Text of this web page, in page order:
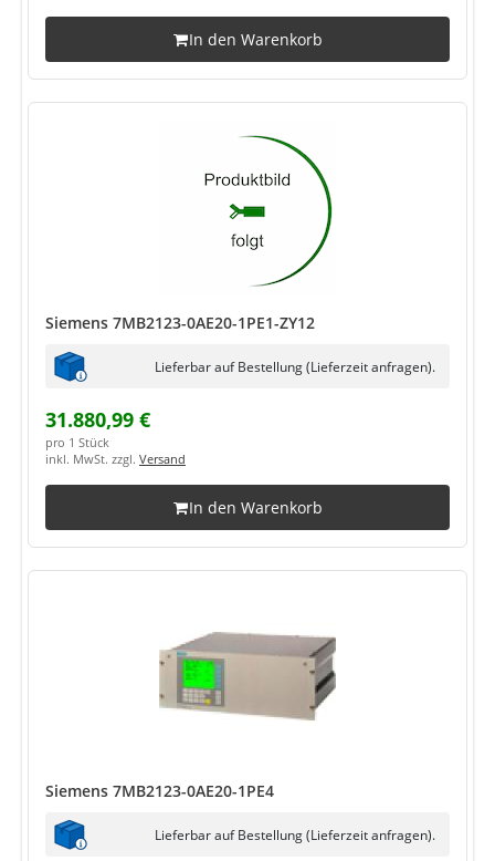
In den Warenkorb
Siemens 7MB2123-0AE20-1PE1-ZY12
Lieferbar auf Bestellung (Lieferzeit anfragen).
31.880,99 €
pro 1 Stück
inkl. MwSt. zzgl. Versand
In den Warenkorb
Siemens 7MB2123-0AE20-1PE4
Lieferbar auf Bestellung (Lieferzeit anfragen).